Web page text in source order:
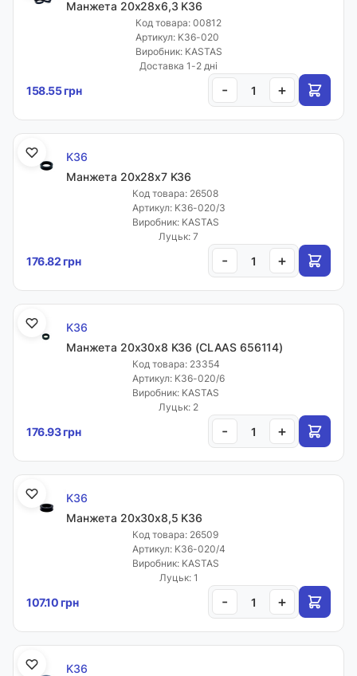
Манжета 20х28х6,3 K36
Код товара: 00812
Артикул: K36-020
Виробник: KASTAS
Доставка 1-2 дні
158.55 грн - +
K36
Манжета 20х28х7 K36
Код товара: 26508
Артикул: K36-020/3
Виробник: KASTAS
Луцьк: 7
176.82 грн - +
K36
Манжета 20х30х8 K36 (CLAAS 656114)
Код товара: 23354
Артикул: K36-020/6
Виробник: KASTAS
Луцьк: 2
176.93 грн - +
K36
Манжета 20х30х8,5 K36
Код товара: 26509
Артикул: K36-020/4
Виробник: KASTAS
Луцьк: 1
107.10 грн - +
K36